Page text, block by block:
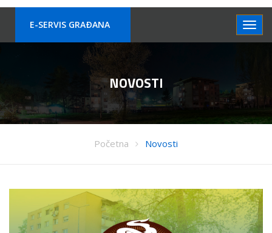
E-SERVIS GRAÐANA
NOVOSTI
Početna Novosti